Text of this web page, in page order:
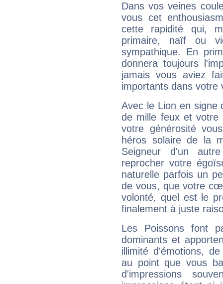
Dans vos veines
vous cet
cette rapidité qui,
primaire, naïf ou
sympathique. En
donnera toujours
jamais vous aviez
importants dans votre
Avec le Lion en signe
de mille feux et votre
votre générosité
héros solaire de la
Seigneur d'un
reprocher votre
naturelle parfois un
de vous, que votre
volonté, quel est le
finalement à juste
Les Poissons font
dominants et
illimité d'émotions,
au point que vous
d'impressions